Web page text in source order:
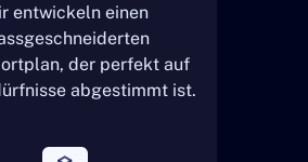
entwickeln einen
der perfekt auf
abgestimmt ist.